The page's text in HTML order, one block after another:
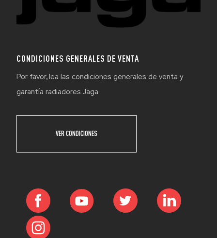
CONDICIONES GENERALES DE VENTA
Por favor, lea las condiciones generales de venta y
garantía radiadores Jaga
VER CONDICIONES